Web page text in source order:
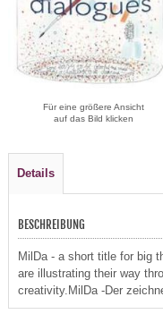
Für eine größere Ansicht
auf das Bild klicken
Details
BESCHREIBUNG
MilDa - a short title for big
are illustrating their way
creativity.MilDa -Der